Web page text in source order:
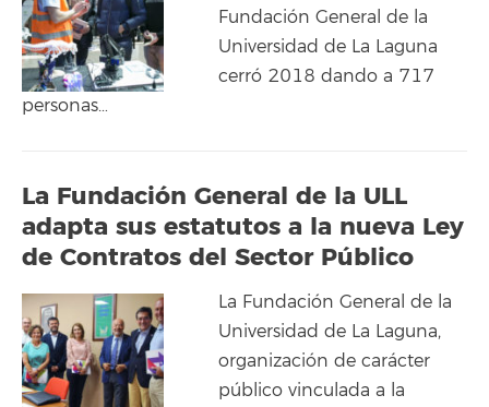
Fundación General de la
Universidad de La Laguna
cerró 2018 dando a 717
personas…
La Fundación General de la ULL
adapta sus estatutos a la nueva Ley
de Contratos del Sector Público
La Fundación General de la
Universidad de La Laguna,
organización de carácter
público vinculada a la